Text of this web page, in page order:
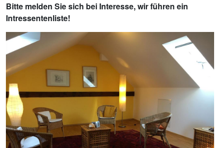
Bitte melden Sie sich bei Interesse, wir führen ein
Intressentenliste!